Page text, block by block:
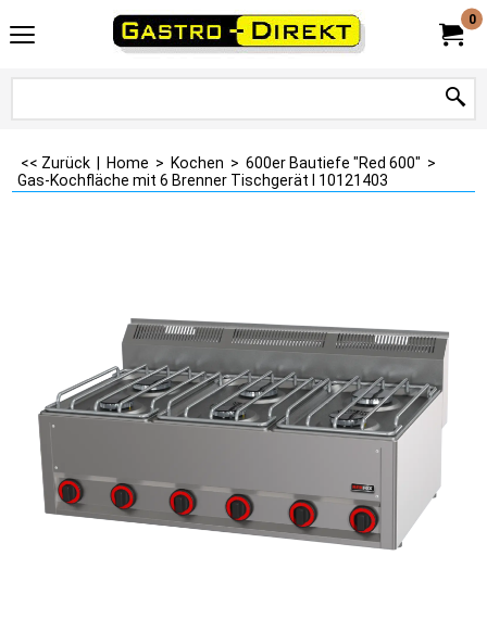
0
<< Zurück Home > Kochen > 600er Bautiefe "Red 600" >
Gas-Kochfläche mit 6 Brenner Tischgerät I 10121403